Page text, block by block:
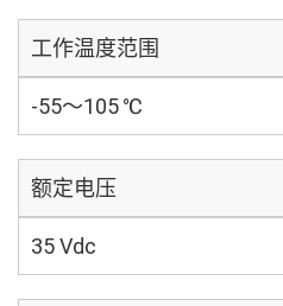
工作温度范围
-55～105 ℃
额定电压
35 Vdc